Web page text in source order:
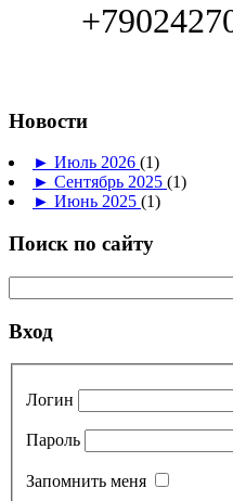
Новости
► Июль 2026 (1)
► Сентябрь 2025 (1)
► Июнь 2025 (1)
Поиск по сайту
Вход
Логин
Пароль
Запомнить меня